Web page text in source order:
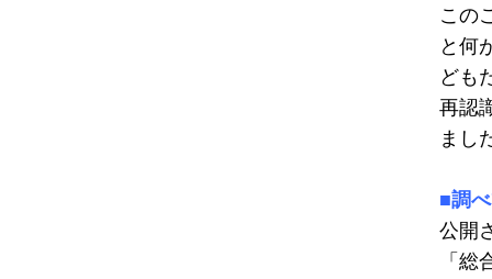
この
と何
ども
再認
まし
■調
公開
「